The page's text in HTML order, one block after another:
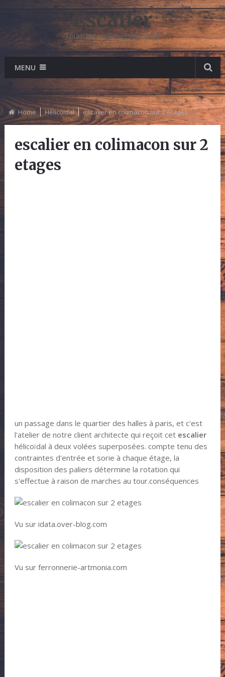
Escalier
Tournant, collimasson, droit
MENU
Home Hélicoidal escalier en colimacon sur 2 etages
escalier en colimacon sur 2
etages
un passage dans le quartier des halles à paris, et c'est
l'atelier de notre client architecte qui reçoit cet escalier
hélicoïdal à deux volées superposées. compte tenu des
contraintes d'entrée et sorie à chaque étage, la
disposition des paliers détermine la rotation qui
s'effectue à raison de marches au tour.conséquences
Vu sur idata.over-blog.com
Vu sur ferronnerie-artmonia.com